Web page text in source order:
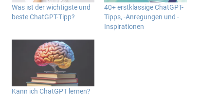
Was ist der wichtigste und
beste ChatGPT-Tipp?
40+ erstklassige ChatGPT-
Tipps, -Anregungen und -
Inspirationen
Kann ich ChatGPT lernen?